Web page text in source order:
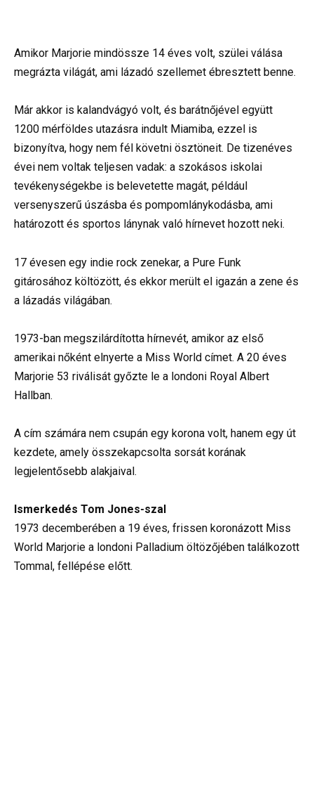
Amikor Marjorie mindössze 14 éves volt, szülei válása
megrázta világát, ami lázadó szellemet ébresztett benne.
Már akkor is kalandvágyó volt, és barátnőjével együtt
1200 mérföldes utazásra indult Miamiba, ezzel is
bizonyítva, hogy nem fél követni ösztöneit. De tizenéves
évei nem voltak teljesen vadak: a szokásos iskolai
tevékenységekbe is belevetette magát, például
versenyszerű úszásba és pompomlánykodásba, ami
határozott és sportos lánynak való hírnevet hozott neki.
17 évesen egy indie rock zenekar, a Pure Funk
gitárosához költözött, és ekkor merült el igazán a zene és
a lázadás világában.
1973-ban megszilárdította hírnevét, amikor az első
amerikai nőként elnyerte a Miss World címet. A 20 éves
Marjorie 53 riválisát győzte le a londoni Royal Albert
Hallban.
A cím számára nem csupán egy korona volt, hanem egy út
kezdete, amely összekapcsolta sorsát korának
legjelentősebb alakjaival.
Ismerkedés Tom Jones-szal
1973 decemberében a 19 éves, frissen koronázott Miss
World Marjorie a londoni Palladium öltözőjében találkozott
Tommal, fellépése előtt.